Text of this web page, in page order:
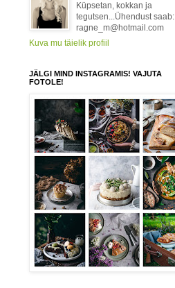
Küpsetan, kokkan ja
tegutsen...Ühendust saab:
ragne_m@hotmail.com
Kuva mu täielik profiil
JÄLGI MIND INSTAGRAMIS! VAJUTA
FOTOLE!